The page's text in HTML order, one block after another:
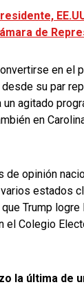
de
en el
su par
un agitado
en
de opinión
estados
Trump
el Colegio
la última de